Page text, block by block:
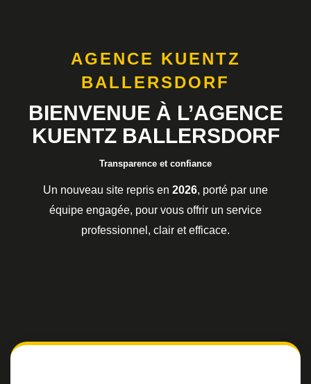
AGENCE KUENTZ
BALLERSDORF
BIENVENUE À L’AGENCE
KUENTZ BALLERSDORF
Transparence et confiance
Un nouveau site repris en 2026, porté par une
équipe engagée, pour vous offrir un service
professionnel, clair et efficace.